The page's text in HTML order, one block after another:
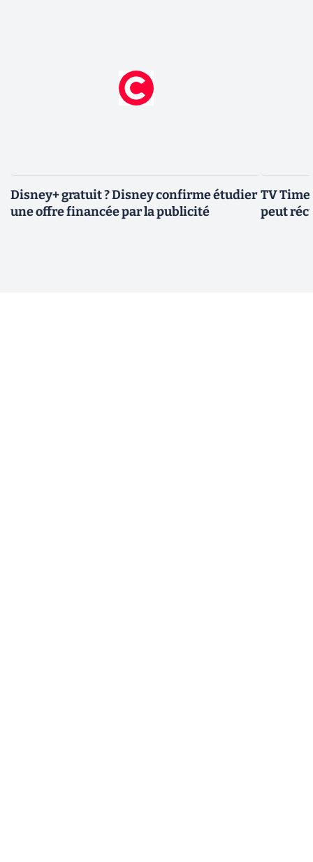
Disney+ gratuit ? Disney confirme étudier
une offre financée par la publicité
TV
peut